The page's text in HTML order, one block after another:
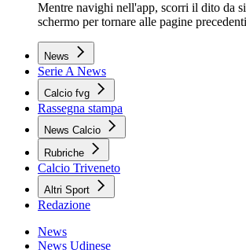
Mentre navighi nell'app, scorri il dito da
schermo per tornare alle pagine precedenti
News
Serie A News
Calcio fvg
Rassegna stampa
News Calcio
Rubriche
Calcio Triveneto
Altri Sport
Redazione
News
News Udinese